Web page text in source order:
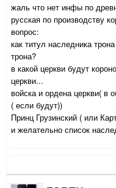
жаль что нет инфы по
русская по производству
вопрос:
как титул наследника
трона?
в какой церкви будут
церкви...
войска и ордена церкви( в
( если будут))
Принц Грузинский ( или
и желательно список